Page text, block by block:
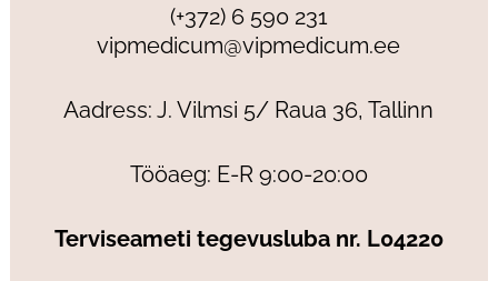
(+372) 6 590 231
vipmedicum@vipmedicum.ee
Aadress: J. Vilmsi 5/ Raua 36, Tallinn
Tööaeg: E-R 9:00-20:00
Terviseameti tegevusluba nr. L04220